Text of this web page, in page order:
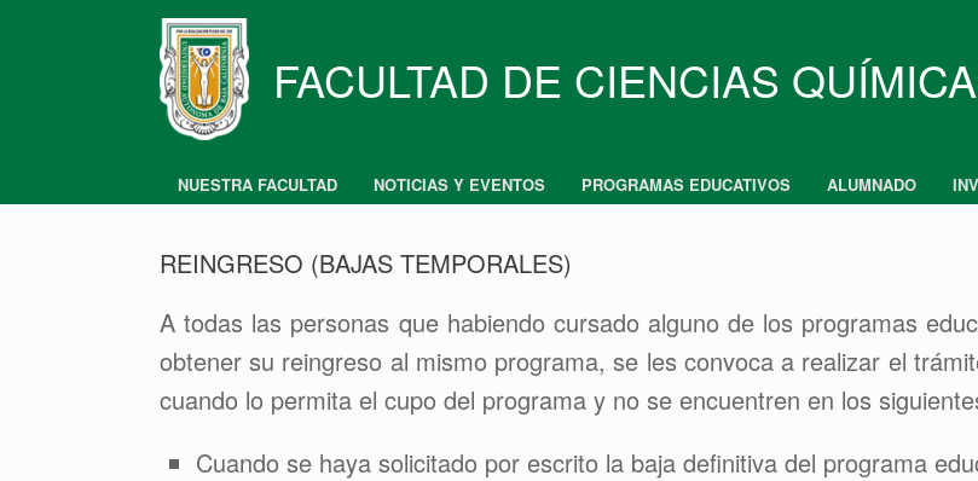
FACULTAD DE CIENCIAS
NUESTRA FACULTAD NOTICIAS Y EVENTOS PROGRAMAS EDUCATIVOS ALUMNADO
REINGRESO (BAJAS TEMPORALES)
A todas las personas que habiendo cursado alguno de los programas
obtener su reingreso al mismo programa, se les convoca a realizar el
cuando lo permita el cupo del programa y no se encuentren en los
Cuando se haya solicitado por escrito la baja definitiva del programa